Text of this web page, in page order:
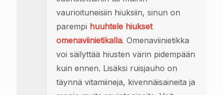
vaurioituneisiin hiuksiin, sinun on
parempi huuhtele hiukset
omenaviinietikalla. Omenaviinietikka
voi säilyttää hiusten värin pidempään
kuin ennen. Lisäksi ruisjauho on
täynnä vitamiineja, kivennäisaineita ja